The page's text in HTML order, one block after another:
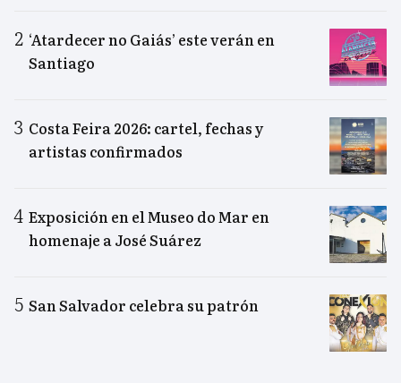
‘Atardecer no Gaiás’ este verán en
Santiago
Costa Feira 2026: cartel, fechas y
artistas confirmados
Exposición en el Museo do Mar en
homenaje a José Suárez
San Salvador celebra su patrón